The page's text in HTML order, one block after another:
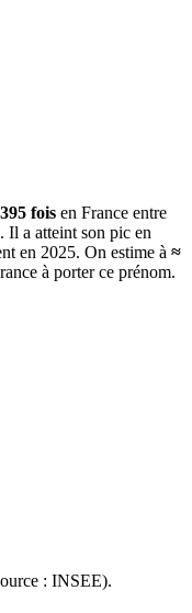
395 fois en France entre
Il a atteint son pic en
en 2025. On estime à ≈
à porter ce prénom.
: INSEE).